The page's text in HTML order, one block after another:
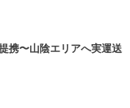
携〜山陰エリアへ実運送